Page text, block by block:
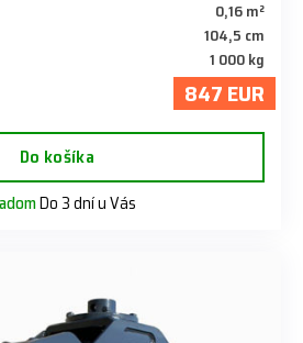
0,16 m²
104,5 cm
1 000 kg
847 EUR
Do košíka
Do 3 dní u Vás